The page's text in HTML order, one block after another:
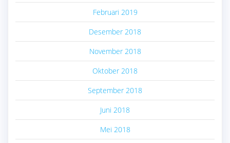
Februari 2019
Desember 2018
November 2018
Oktober 2018
September 2018
Juni 2018
Mei 2018